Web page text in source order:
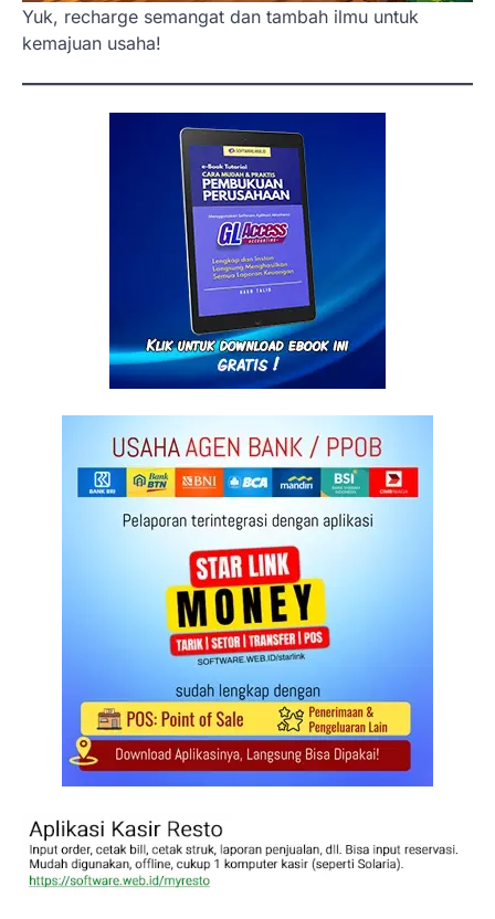
Yuk, recharge semangat dan tambah ilmu untuk
kemajuan usaha!